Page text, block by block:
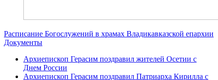
Расписание Богослужений в храмах Владикавказской епархии
Документы
Архиепископ Герасим поздравил жителей Осетии с
Днем России
Архиепископ Герасим поздравил Патриарха Кирилла с